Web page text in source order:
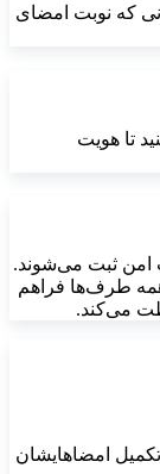
که نوبت امضای
تا هویت
امن ثبت می‌شوند.
طرف‌ها فراهم
می‌کند.
تکمیل امضاهایشان